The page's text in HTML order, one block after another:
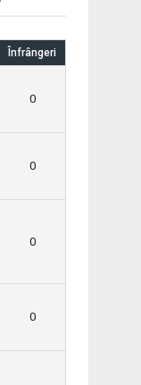
Înfrângeri
0
0
0
0